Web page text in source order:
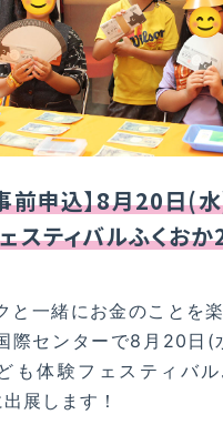
前申込】8月20日(
スティバルふくお
と一緒にお金のことを
際センターで8月20日(
ども体験フェスティバ
展します！